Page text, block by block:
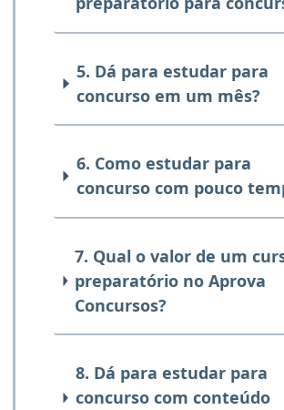
5. Dá para estudar para
concurso em um mês?
6. Como estudar para
concurso com pouco
7. Qual o valor de um
preparatório no Aprova
Concursos?
8. Dá para estudar para
concurso com conteúdo